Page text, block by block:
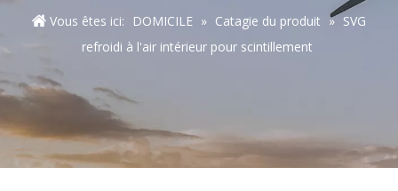
Vous êtes ici: DOMICILE » Catagie du produit » SVG
refroidi à l'air intérieur pour scintillement